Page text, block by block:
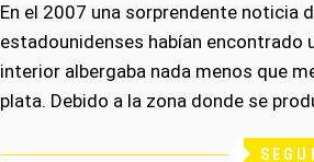
En el 2007 una sorprendente noticia
estadounidenses habían encontrado
interior albergaba nada menos que
plata. Debido a la zona donde se